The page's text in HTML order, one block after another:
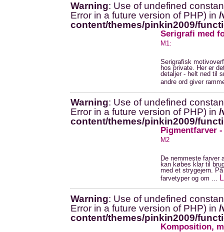
Warning: Use of undefined
Error in a future version of PHP) in /
content/themes/pinkin2009/
Serigrafi med
M1:
Serigrafisk
hos private. Her er
detaljer - helt ned til
andre ord giver
Warning: Use of undefined
Error in a future version of PHP) in /
content/themes/pinkin2009/
Pigmentfarver
M2
De nemmeste farver
kan købes klar til
med et strygejern.
farvetyper og om ...
Warning: Use of undefined
Error in a future version of PHP) in /
content/themes/pinkin2009/
Komposition,